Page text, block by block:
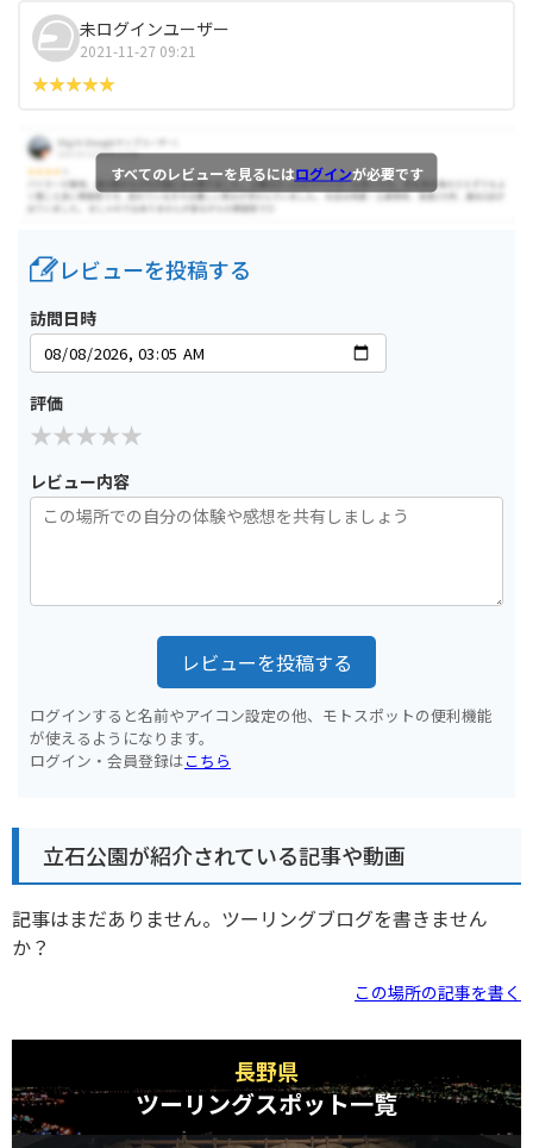
未ログインユーザー
2021-11-27 09:21
すべてのレビューを見るにはログインが必要です
レビューを投稿する
訪問日時
評価
レビュー内容
レビューを投稿する
ログインすると名前やアイコン設定の他、モトスポットの便利機能
が使えるようになります。
ログイン・会員登録はこちら
立石公園が紹介されている記事や動画
記事はまだありません。ツーリングブログを書きません
か？
この場所の記事を書く
長野県
ツーリングスポット一覧